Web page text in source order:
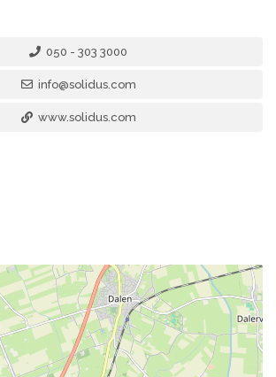
050 - 303 3000
info@solidus.com
www.solidus.com